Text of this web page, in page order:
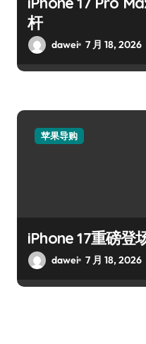
杆
dawei 7 月 18, 2026
苹果导购
iPhone 17重磅登
dawei 7 月 18, 2026